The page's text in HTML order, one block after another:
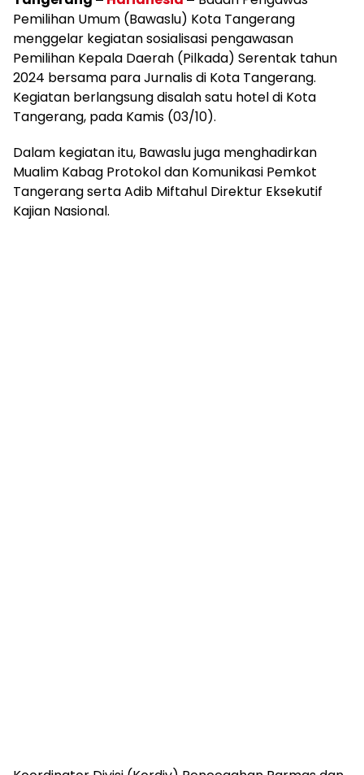
Pemilihan Umum (Bawaslu) Kota Tangerang
menggelar kegiatan sosialisasi pengawasan
Pemilihan Kepala Daerah (Pilkada) Serentak tahun
2024 bersama para Jurnalis di Kota Tangerang.
Kegiatan berlangsung disalah satu hotel di Kota
Tangerang, pada Kamis (03/10).
Dalam kegiatan itu, Bawaslu juga menghadirkan
Mualim Kabag Protokol dan Komunikasi Pemkot
Tangerang serta Adib Miftahul Direktur Eksekutif
Kajian Nasional.